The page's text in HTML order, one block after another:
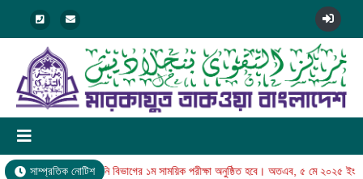
সাম্প্রতিক নোটিশ
রোজ বুধবার থেকে নুরানি বিভাগের ১ম সাময়িক পরীক্ষা অনুষ্ঠিত হবে। অতএব, ৫ মে ২০২৫ ইং